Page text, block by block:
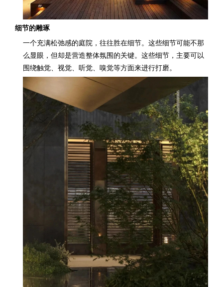
细节的雕琢
一个充满松弛感的庭院，往往胜在细节。这些细节可能不那
么显眼，但却是营造整体氛围的关键。这些细节，主要可以
围绕触觉、视觉、听觉、嗅觉等方面来进行打磨。